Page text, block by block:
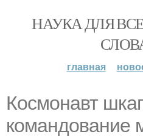
НАУКА ДЛЯ
главная
Космонавт
командование